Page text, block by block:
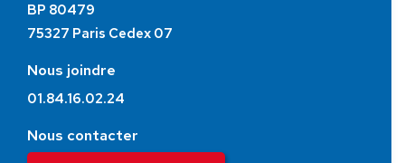
BP 80479
75327 Paris Cedex 07
Nous joindre
01.84.16.02.24
Nous contacter